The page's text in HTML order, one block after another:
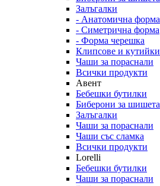
Залъгалки
- Анатомична форма
- Симетрична форма
- Форма черешка
Клипсове и кутийки
Чаши за пораснали
Всички продукти
Авент
Бебешки бутилки
Биберони за шишета
Залъгалки
Чаши за пораснали
Чаши със сламка
Всички продукти
Lorelli
Бебешки бутилки
Чаши за пораснали